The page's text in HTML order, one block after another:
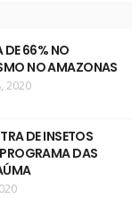
DE 66% NO
NO AMAZONAS
2020
DE INSETOS
DAS